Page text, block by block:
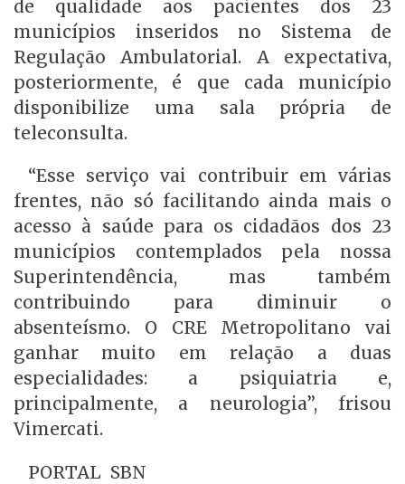
de qualidade aos pacientes dos 23
municípios inseridos no Sistema de
Regulação Ambulatorial. A expectativa,
posteriormente, é que cada município
disponibilize uma sala própria de
teleconsulta.
“Esse serviço vai contribuir em várias
frentes, não só facilitando ainda mais o
acesso à saúde para os cidadãos dos 23
municípios contemplados pela nossa
Superintendência, mas também
contribuindo para diminuir o
absenteísmo. O CRE Metropolitano vai
ganhar muito em relação a duas
especialidades: a psiquiatria e,
principalmente, a neurologia”, frisou
Vimercati.
PORTAL SBN